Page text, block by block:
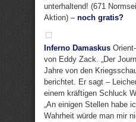
unterhaltend! (671
Aktion) – noch gratis?
Inferno Damaskus
von Eddy Zack. „Der
Jahre von den
berichtet. Er sagt –
einem kräftigen Schluck
„An einigen Stellen habe
Wahrheit würde man mir